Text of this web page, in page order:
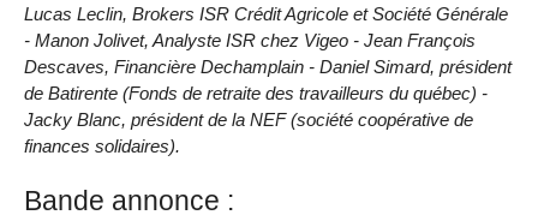
Lucas Leclin, Brokers ISR Crédit Agricole et Société Générale
- Manon Jolivet, Analyste ISR chez Vigeo - Jean François
Descaves, Financière Dechamplain - Daniel Simard, président
de Batirente (Fonds de retraite des travailleurs du québec) -
Jacky Blanc, président de la NEF (société coopérative de
finances solidaires).
Bande annonce :